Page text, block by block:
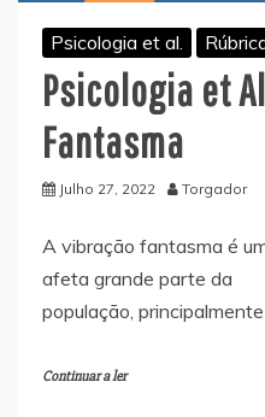
Psicologia et al.
Psicologia et
Fantasma
Julho 27, 2022 Torgador
A vibração fantasma é
afeta grande parte da
população,
Continuar a ler